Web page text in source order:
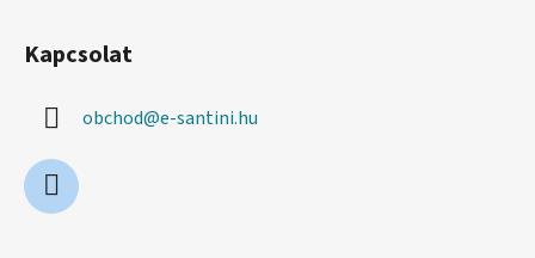
Kapcsolat
obchod@e-santini.hu